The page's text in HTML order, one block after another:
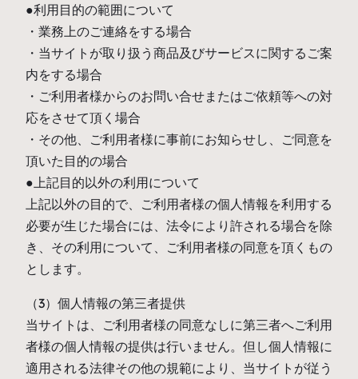
●利用目的の範囲について
・業務上のご連絡をする場合
・当サイトが取り扱う商品及びサービスに関するご案
内をする場合
・ご利用者様からのお問い合せまたはご依頼等への対
応をさせて頂く場合
・その他、ご利用者様に事前にお知らせし、ご同意を
頂いた目的の場合
●上記目的以外の利用について
上記以外の目的で、ご利用者様の個人情報を利用する
必要が生じた場合には、法令により許される場合を除
き、その利用について、ご利用者様の同意を頂くもの
とします。
（3）個人情報の第三者提供
当サイトは、ご利用者様の同意なしに第三者へご利用
者様の個人情報の提供は行いません。但し個人情報に
適用される法律その他の規範により、当サイトが従う